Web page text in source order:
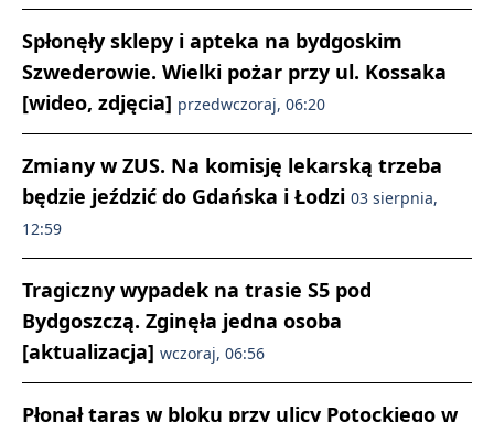
Spłonęły sklepy i apteka na bydgoskim
Szwederowie. Wielki pożar przy ul. Kossaka
[wideo, zdjęcia] przedwczoraj, 06:20
Zmiany w ZUS. Na komisję lekarską trzeba
będzie jeździć do Gdańska i Łodzi 03 sierpnia,
12:59
Tragiczny wypadek na trasie S5 pod
Bydgoszczą. Zginęła jedna osoba
[aktualizacja] wczoraj, 06:56
Płonął taras w bloku przy ulicy Potockiego w